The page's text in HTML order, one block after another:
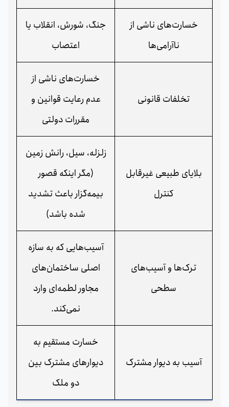
خسارت‌های ناشی از
ناآرامی‌ها
جنگ، شورش، انقلاب یا
اعتصاب
تخلفات قانونی
خسارت‌های ناشی از
عدم رعایت قوانین و
مقررات دولتی
بلایای طبیعی غیرقابل
کنترل
زلزله، سیل، رانش زمین
(مگر اینکه قصور
بیمه‌گزار باعث تشدید
شده باشد)
ترک‌ها و آسیب‌های
سطحی
آسیب‌هایی که به سازه
اصلی ساختمان‌های
مجاور لطمه‌ای وارد
نمی‌کند.
آسیب به دیوار مشترک
خسارت مستقیم به
دیوارهای مشترک بین
دو ملک